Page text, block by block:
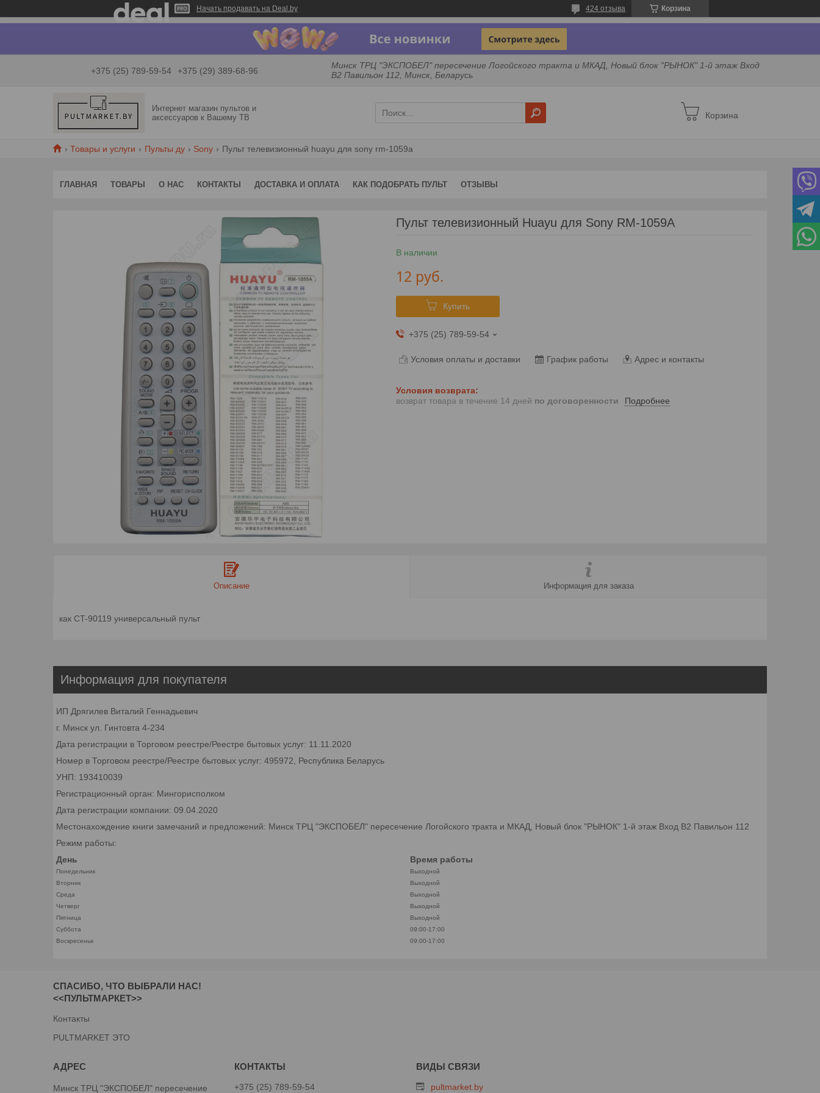
Начать продавать на Deal.by Корзина
424 отзыва
+375 (25) 789-59-54 +375 (29) 389-68-96
Минск ТРЦ "ЭКСПОБЕЛ" пересечение Логойского тракта и МКАД, Новый блок "РЫНОК" 1-й этаж Вход
B2 Павильон 112, Минск, Беларусь
Интернет магазин пультов и
аксессуаров к Вашему ТВ
Корзина
Товары и услуги Пульты ду Sony Пульт телевизионный huayu для sony rm-1059a
ГЛАВНАЯ ТОВАРЫ О НАС КОНТАКТЫ ДОСТАВКА И ОПЛАТА КАК ПОДОБРАТЬ ПУЛЬТ ОТЗЫВЫ
Пульт телевизионный Huayu для Sony RM-1059A
В наличии
12 руб.
Купить
+375 (25) 789-59-54
Условия оплаты и доставки График работы Адрес и контакты
возврат товара в течение 14 дней по договоренности Подробнее
Описание Информация для заказа
как CT-90119 универсальный пульт
Информация для покупателя
ИП Дрягилев Виталий Геннадьевич
г. Минск ул. Гинтовта 4-234
Дата регистрации в Торговом реестре/Реестре бытовых услуг: 11.11.2020
Номер в Торговом реестре/Реестре бытовых услуг: 495972, Республика Беларусь
УНП: 193410039
Регистрационный орган: Мингорисполком
Дата регистрации компании: 09.04.2020
Местонахождение книги замечаний и предложений: Минск ТРЦ "ЭКСПОБЕЛ" пересечение Логойского тракта и МКАД, Новый блок "РЫНОК" 1-й этаж Вход B2 Павильон 112
Режим работы:
День
Время работы
Понедельник
Выходной
Вторник
Выходной
Среда
Выходной
Четверг
Выходной
Пятница
Выходной
Суббота
09:00-17:00
Воскресенье
09:00-17:00
СПАСИБО, ЧТО ВЫБРАЛИ НАС!
<<ПУЛЬТМАРКЕТ>>
Контакты
PULTMARKET ЭТО
Минск ТРЦ "ЭКСПОБЕЛ" пересечение +375 (25) 789-59-54 pultmarket.by